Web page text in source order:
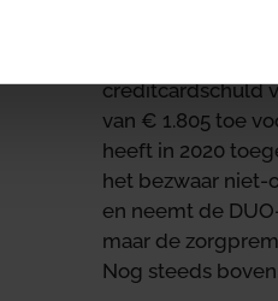
De vrouw dient
creditcardschuld
van € 1.805 toe
heeft in 2020
het bezwaar niet-
en neemt de
maar de
Nog steeds